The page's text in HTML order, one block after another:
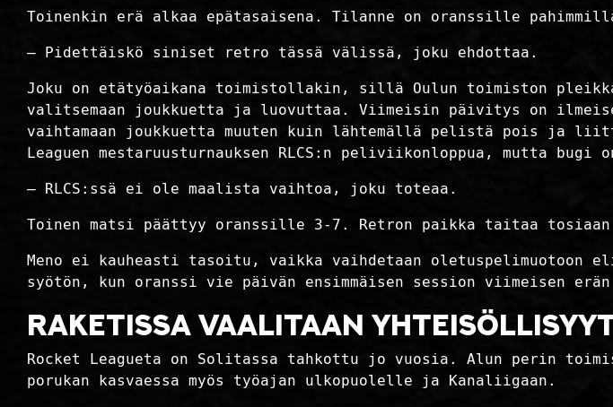
Toinenkin erä alkaa epätasaisena. Tilanne on oranssille
– Pidettäiskö siniset retro tässä välissä, joku ehdottaa.
Joku on etätyöaikana toimistollakin, sillä Oulun toimiston
valitsemaan joukkuetta ja luovuttaa. Viimeisin päivitys on
vaihtamaan joukkuetta muuten kuin lähtemällä pelistä pois ja
Leaguen mestaruusturnauksen RLCS:n peliviikonloppua, mutta
– RLCS:ssä ei ole maalista vaihtoa, joku toteaa.
Toinen matsi päättyy oranssille 3-7. Retron paikka taitaa
Meno ei kauheasti tasoitu, vaikka vaihdetaan
syötön, kun oranssi vie päivän ensimmäisen session viimeisen
RAKETISSA VAALITAAN
Rocket Leagueta on Solitassa tahkottu jo vuosia. Alun
porukan kasvaessa myös työajan ulkopuolelle ja Kanaliigaan.